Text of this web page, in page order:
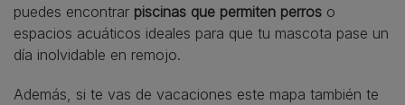
puedes encontrar piscinas que permiten perros o
espacios acuáticos ideales para que tu mascota pase un
día inolvidable en remojo.
Además, si te vas de vacaciones este mapa también te